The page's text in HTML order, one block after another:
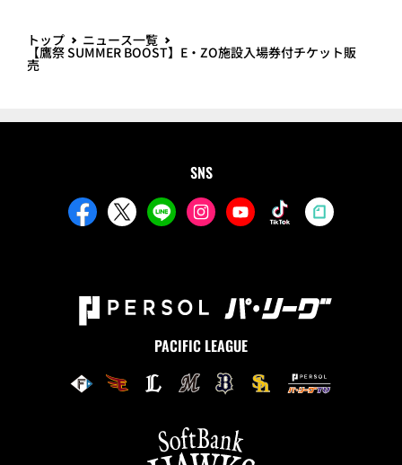
トップ ニュース一覧
【鷹祭 SUMMER BOOST】E・ZO施設入場券付チケット販
売
SNS
PACIFIC LEAGUE